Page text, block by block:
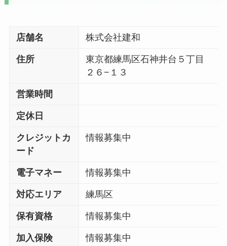
店舗名 株式会社建和
住所
東京都練馬区石神井台５丁目
２６−１３
営業時間
定休日
クレジットカ
ード
情報募集中
電子マネー 情報募集中
対応エリア 練馬区
保有資格 情報募集中
加入保険 情報募集中